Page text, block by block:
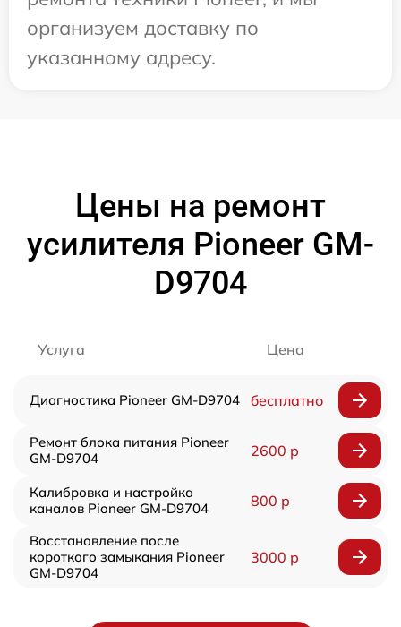
организуем доставку по
указанному адресу.
Цены на ремонт
усилителя Pioneer GM-
D9704
Услуга Цена
Диагностика Pioneer GM-D9704 бесплатно
Ремонт блока питания Pioneer
GM-D9704
2600 р
Калибровка и настройка
каналов Pioneer GM-D9704
800 р
Восстановление после
короткого замыкания Pioneer
GM-D9704
3000 р